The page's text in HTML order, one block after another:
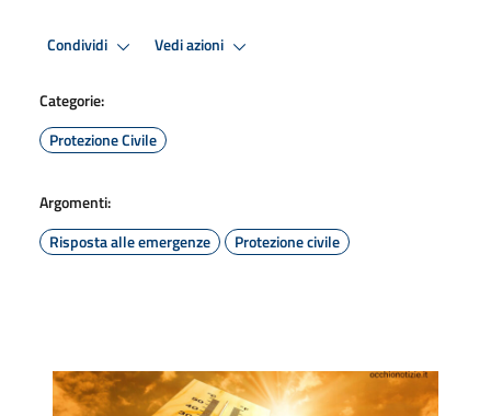
Condividi Vedi azioni
Categorie:
Protezione Civile
Argomenti:
Risposta alle emergenze
Protezione civile